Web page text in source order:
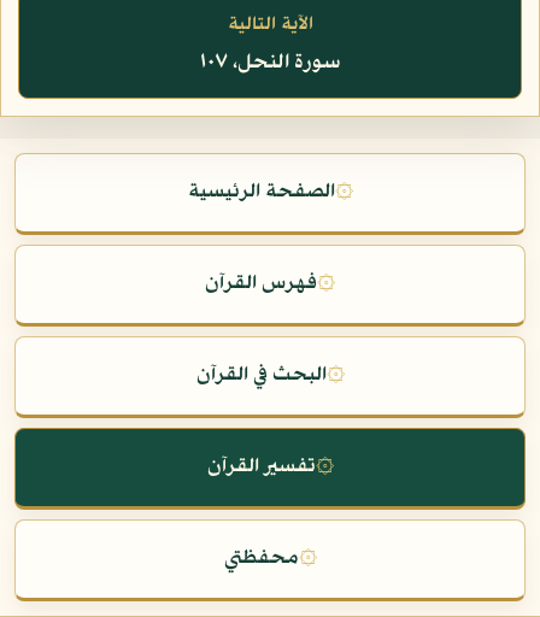
الآية التالية
سورة النحل، ١٠٧
۞الصفحة الرئيسية
۞فهرس القرآن
۞البحث في القرآن
۞تفسير القرآن
۞محفظتي